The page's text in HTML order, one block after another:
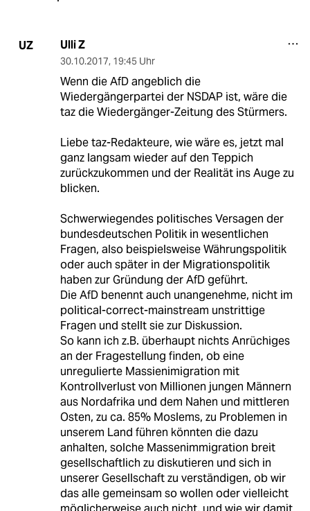
UZ Ulli Z
30.10.2017, 19:45 Uhr
Wenn die AfD angeblich die
Wiedergängerpartei der NSDAP ist, wäre die
taz die Wiedergänger-Zeitung des Stürmers.
Liebe taz-Redakteure, wie wäre es, jetzt mal
ganz langsam wieder auf den Teppich
zurückzukommen und der Realität ins Auge zu
blicken.
Schwerwiegendes politisches Versagen der
bundesdeutschen Politik in wesentlichen
Fragen, also beispielsweise Währungspolitik
oder auch später in der Migrationspolitik
haben zur Gründung der AfD geführt.
Die AfD benennt auch unangenehme, nicht im
political-correct-mainstream unstrittige
Fragen und stellt sie zur Diskussion.
So kann ich z.B. überhaupt nichts Anrüchiges
an der Fragestellung finden, ob eine
unregulierte Massienimigration mit
Kontrollverlust von Millionen jungen Männern
aus Nordafrika und dem Nahen und mittleren
Osten, zu ca. 85% Moslems, zu Problemen in
unserem Land führen könnten die dazu
anhalten, solche Massenimmigration breit
gesellschaftlich zu diskutieren und sich in
unserer Gesellschaft zu verständigen, ob wir
das alle gemeinsam so wollen oder vielleicht